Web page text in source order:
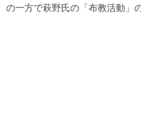
の一方で萩野氏の「布教活動」